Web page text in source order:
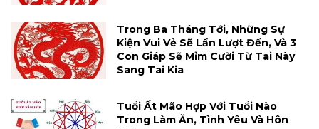
Trong Ba Tháng Tới, Những Sự
Kiện Vui Vẻ Sẽ Lần Lượt Đến, Và 3
Con Giáp Sẽ Mỉm Cười Từ Tai Này
Sang Tai Kia
Tuổi Ất Mão Hợp Với Tuổi Nào
Trong Làm Ăn, Tình Yêu Và Hôn